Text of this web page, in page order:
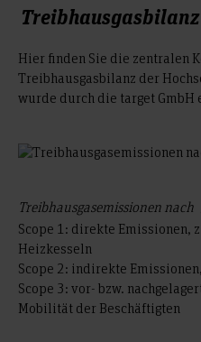
Treibhausgasbilanz
Hier finden Sie die zentralen
Treibhausgasbilanz der
wurde durch die target GmbH
Treibhausgasemissionen nach
Scope 1: direkte Emissionen,
Heizkesseln
Scope 2: indirekte
Scope 3: vor- bzw.
Mobilität der Beschäftigten